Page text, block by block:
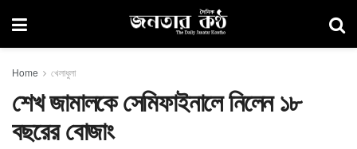
Home খেলাধুলা
শেখ জামালকে সেমিফাইনালে নিলেন ১৮
বছরের বোজাং